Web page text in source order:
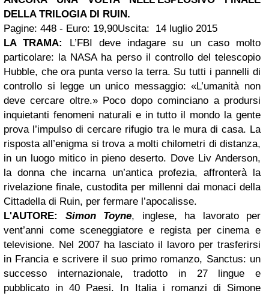
DELLA TRILOGIA DI RUIN.
Pagine: 448 - Euro: 19,90Uscita: 14 luglio 2015
LA TRAMA:
L’FBI deve indagare su un caso molto
particolare: la NASA ha perso il controllo del telescopio
Hubble, che ora punta verso la terra. Su tutti i pannelli di
controllo si legge un unico messaggio: «L’umanità non
deve cercare oltre.» Poco dopo cominciano a prodursi
inquietanti fenomeni naturali e in tutto il mondo la gente
prova l’impulso di cercare rifugio tra le mura di casa. La
risposta all’enigma si trova a molti chilometri di distanza,
in un luogo mitico in pieno deserto. Dove Liv Anderson,
la donna che incarna un’antica profezia, affronterà la
rivelazione finale, custodita per millenni dai monaci della
Cittadella di Ruin, per fermare l’apocalisse.
L'AUTORE: Simon Toyne, inglese, ha lavorato per
vent’anni come sceneggiatore e regista per cinema e
televisione. Nel 2007 ha lasciato il lavoro per trasferirsi
in Francia e scrivere il suo primo romanzo, Sanctus: un
successo internazionale, tradotto in 27 lingue e
pubblicato in 40 Paesi. In Italia i romanzi di Simone